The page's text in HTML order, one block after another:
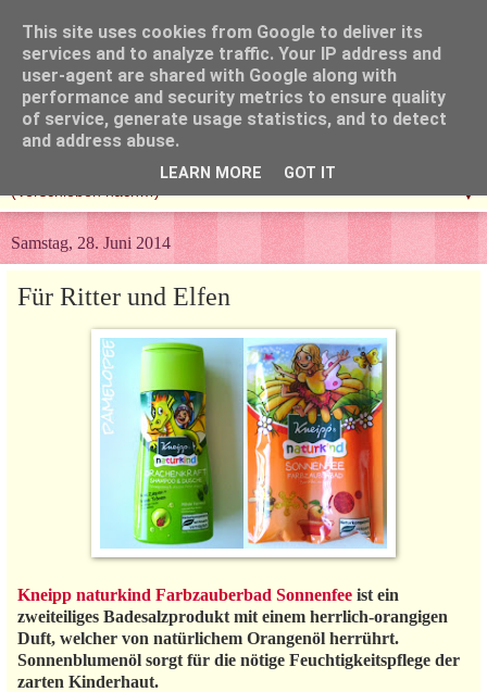
▼
Samstag, 28. Juni 2014
Für Ritter und Elfen
Kneipp naturkind Farbzauberbad Sonnenfee ist ein
zweiteiliges Badesalzprodukt mit einem herrlich-orangigen
Duft, welcher von natürlichem Orangenöl herrührt.
Sonnenblumenöl sorgt für die nötige Feuchtigkeitspflege der
zarten Kinderhaut.
This site uses cookies from Google to deliver its
services and to analyze traffic. Your IP address and
user-agent are shared with Google along with
performance and security metrics to ensure quality
of service, generate usage statistics, and to detect
and address abuse.
LEARN MORE GOT IT